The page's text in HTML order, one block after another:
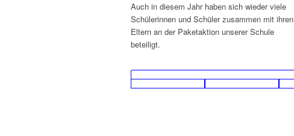
Auch in diesem Jahr haben sich wieder viele
Schülerinnen und Schüler zusammen mit ihren
Eltern an der Paketaktion unserer Schule
beteiligt.